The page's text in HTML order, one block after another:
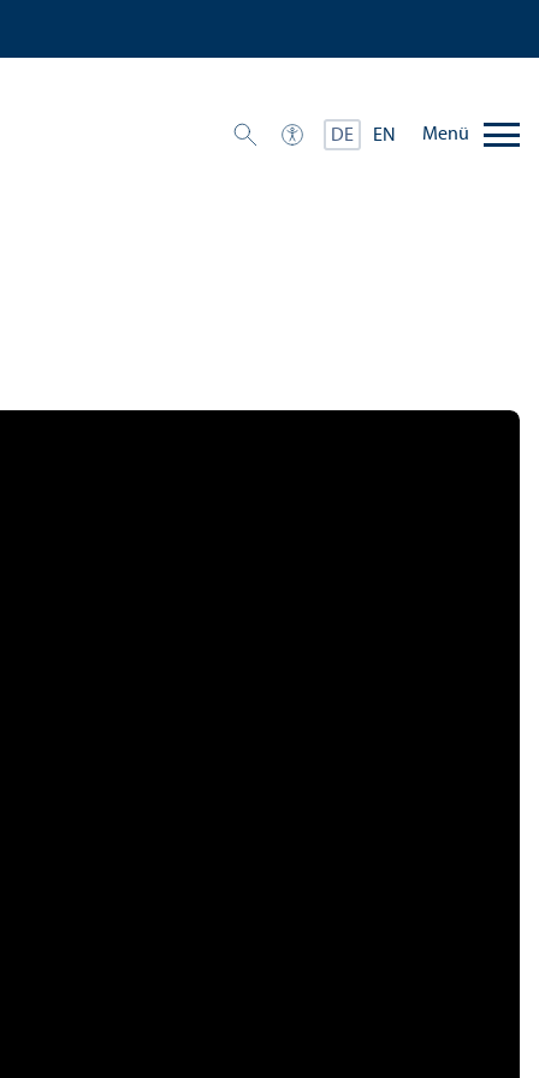
DE EN Menü